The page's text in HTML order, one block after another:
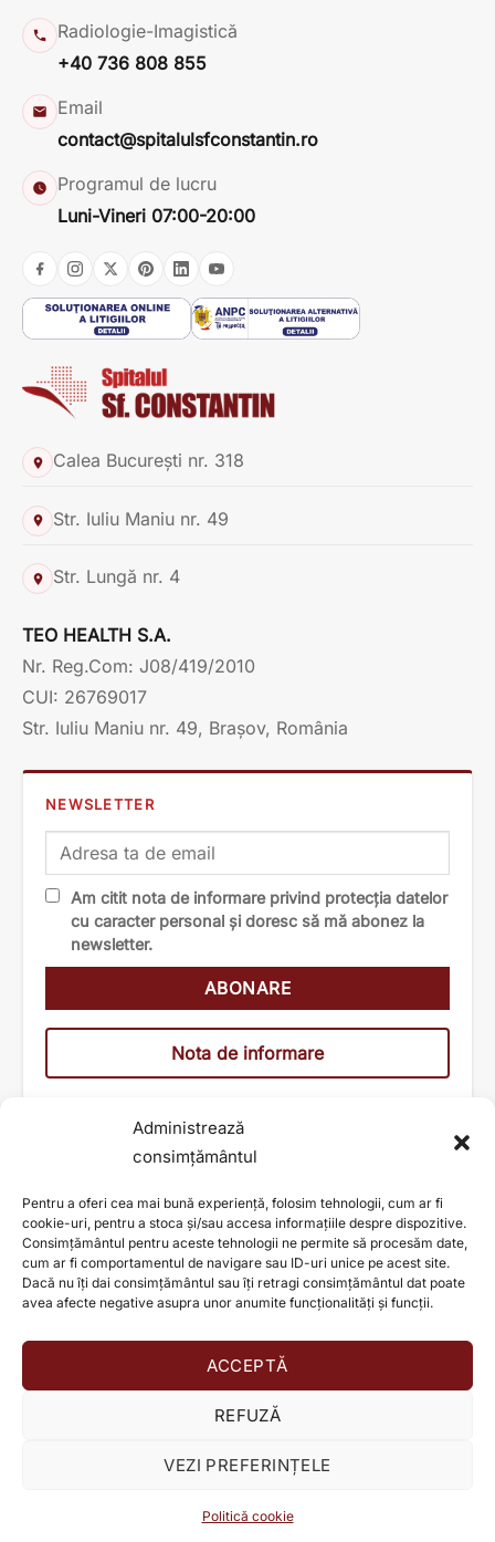
Administrează
consimțământul
Pentru a oferi cea mai bună experiență, folosim tehnologii, cum ar fi
cookie-uri, pentru a stoca și/sau accesa informațiile despre dispozitive.
Consimțământul pentru aceste tehnologii ne permite să procesăm date,
cum ar fi comportamentul de navigare sau ID-uri unice pe acest site.
Dacă nu îți dai consimțământul sau îți retragi consimțământul dat poate
avea afecte negative asupra unor anumite funcționalități și funcții.
ACCEPTĂ
REFUZĂ
VEZI PREFERINȚELE
Politică cookie
Radiologie-Imagistică
+40 736 808 855
Email
contact@spitalulsfconstantin.ro
Programul de lucru
Luni-Vineri 07:00-20:00
Calea București nr. 318
Str. Iuliu Maniu nr. 49
Str. Lungă nr. 4
TEO HEALTH S.A.
Nr. Reg.Com: J08/419/2010
CUI: 26769017
Str. Iuliu Maniu nr. 49, Brașov, România
NEWSLETTER
Am citit nota de informare privind protecția datelor
cu caracter personal și doresc să mă abonez la
newsletter.
Nota de informare
AJUTĂ ȘI TU LA SCHIMBAREA UNEI VIEȚI!
© TEO HEALTH S.A. 2026
Politica de confidențialitate